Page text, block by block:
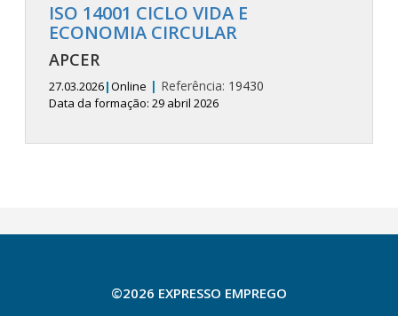
ISO 14001 CICLO VIDA E
ECONOMIA CIRCULAR
APCER
27.03.2026|Online | Referência: 19430
Data da formação: 29 abril 2026
©2026 EXPRESSO EMPREGO